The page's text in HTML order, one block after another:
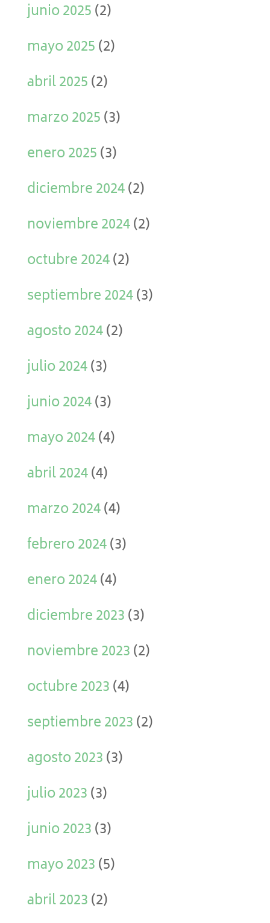
junio 2025(2)
mayo 2025(2)
abril 2025(2)
marzo 2025(3)
enero 2025(3)
diciembre 2024(2)
noviembre 2024(2)
octubre 2024(2)
septiembre 2024(3)
agosto 2024(2)
julio 2024(3)
junio 2024(3)
mayo 2024(4)
abril 2024(4)
marzo 2024(4)
febrero 2024(3)
enero 2024(4)
diciembre 2023(3)
noviembre 2023(2)
octubre 2023(4)
septiembre 2023(2)
agosto 2023(3)
julio 2023(3)
junio 2023(3)
mayo 2023(5)
abril 2023(2)